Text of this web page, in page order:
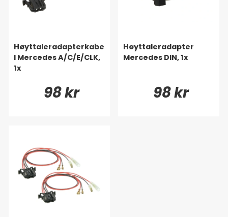
Høyttaleradapterkabe
l Mercedes A/C/E/CLK,
1x
98 kr
Høyttaleradapter
Mercedes DIN, 1x
98 kr